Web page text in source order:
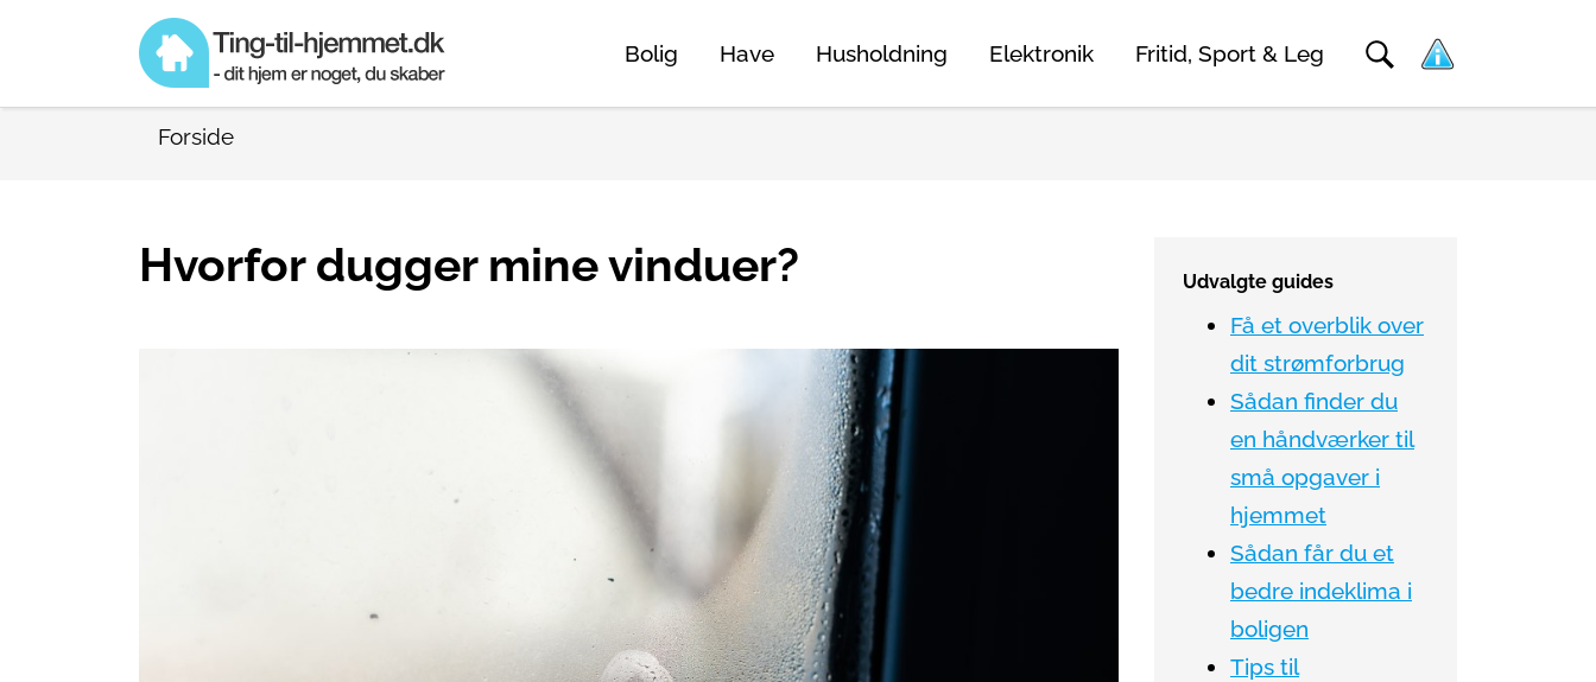
Bolig Have Husholdning Elektronik Fritid, Sport & Leg
Forside
Hvorfor dugger mine vinduer? Udvalgte guides
Få et overblik over
dit strømforbrug
Sådan finder du
en håndværker til
små opgaver i
hjemmet
Sådan får du et
bedre indeklima i
boligen
Tips til